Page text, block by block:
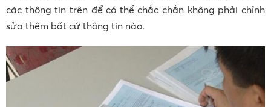
các thông tin trên để có thể chắc chắn không phải chỉnh
sửa thêm bất cứ thông tin nào.